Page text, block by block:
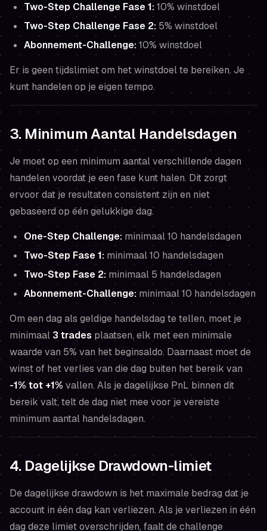
Two-Step Challenge Fase 1:10% winstdoel
Two-Step Challenge Fase 2: 5% winstdoel
Abonnement-Challenge:10% winstdoel
Er is geen tijdslimiet om het winstdoel te bereiken. Je
kunt handelen op je eigen tempo.
3. Minimum Aantal Handelsdagen
Je moet op een minimum aantal verschillende dagen
handelen voordat je een fase kunt halen. Dit zorgt
ervoor dat je resultaten consistent zijn en niet
gebaseerd op één gelukkige dag.
One-Step Challenge: minimaal 10 handelsdagen
Two-Step Fase 1: minimaal 10 handelsdagen
Two-Step Fase 2: minimaal 5 handelsdagen
Abonnement-Challenge: minimaal 10 handelsdagen
Om een dag als geldige handelsdag te tellen, moet je
minimaal 3 trades plaatsen, elk met een minimale
waarde van 5% van het beginsaldo. Daarnaast moet de
winst of het verlies van die dag buiten het bereik van
-1% tot +1% vallen. Als je dagelijkse PnL binnen dit
bereik valt, telt de dag niet mee voor je vereiste
minimum aantal handelsdagen.
4. Dagelijkse Drawdown-limiet
De dagelijkse drawdown is het maximale bedrag dat je
account in één dag kan verliezen. Als je verliezen in één
dag deze limiet overschrijden, faalt de challenge